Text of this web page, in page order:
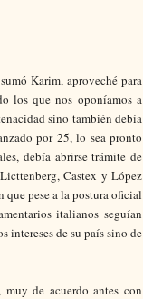
Karim, aproveché para
los que nos oponíamos a
sino también debía
por 25, lo sea pronto
debía abrirse trámite de
Castex y López
pese a la postura oficial
italianos seguían
intereses de su país sino de
de acuerdo antes con